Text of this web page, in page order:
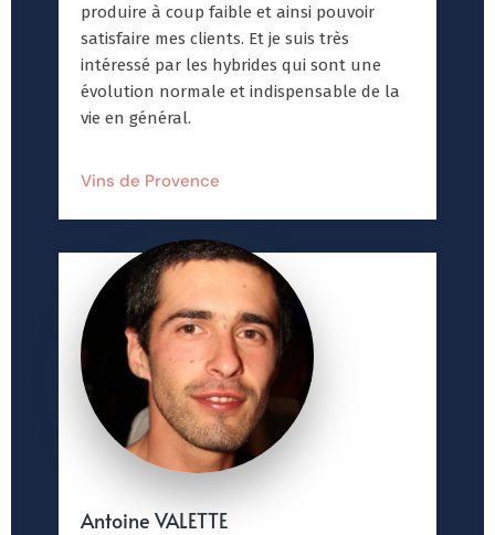
produire à coup faible et ainsi pouvoir
satisfaire mes clients. Et je suis très
intéressé par les hybrides qui sont une
évolution normale et indispensable de la
vie en général.
Vins de Provence
Antoine VALETTE